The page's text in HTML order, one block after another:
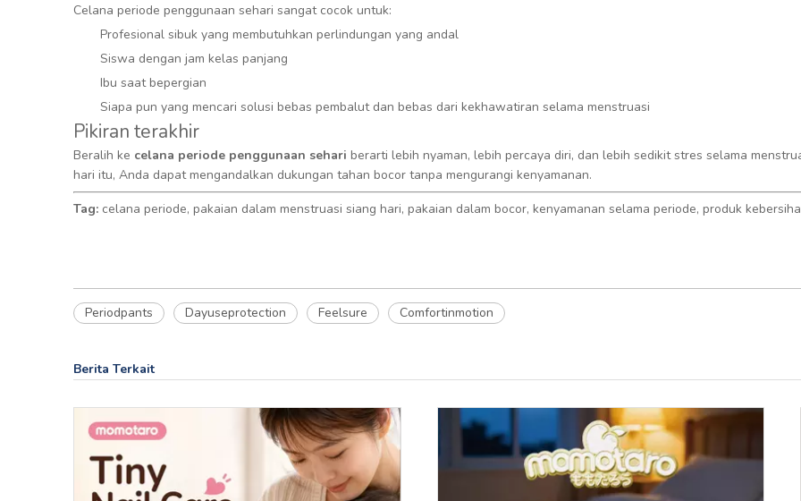
Celana periode penggunaan sehari sangat cocok untuk:
Profesional sibuk yang membutuhkan perlindungan yang andal
Siswa dengan jam kelas panjang
Ibu saat bepergian
Siapa pun yang mencari solusi bebas pembalut dan bebas dari kekhawatiran selama menstruasi
Pikiran terakhir
Beralih ke celana periode penggunaan sehari berarti lebih nyaman, lebih percaya diri, dan lebih sedikit stres selama
hari itu, Anda dapat mengandalkan dukungan tahan bocor tanpa mengurangi kenyamanan.
Tag: celana periode, pakaian dalam menstruasi siang hari, pakaian dalam bocor, kenyamanan selama periode, produk
Periodpants Dayuseprotection Feelsure Comfortinmotion
Berita Terkait